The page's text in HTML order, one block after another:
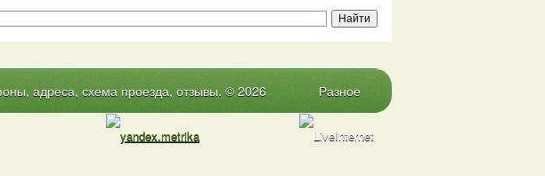
адреса, схема проезда, отзывы. © 2026 Разное